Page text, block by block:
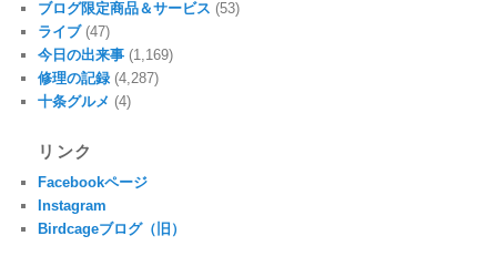
ブログ限定商品＆サービス (53)
ライブ(47)
今日の出来事 (1,169)
修理の記録 (4,287)
十条グルメ (4)
リンク
Facebookページ
Instagram
Birdcageブログ（旧）